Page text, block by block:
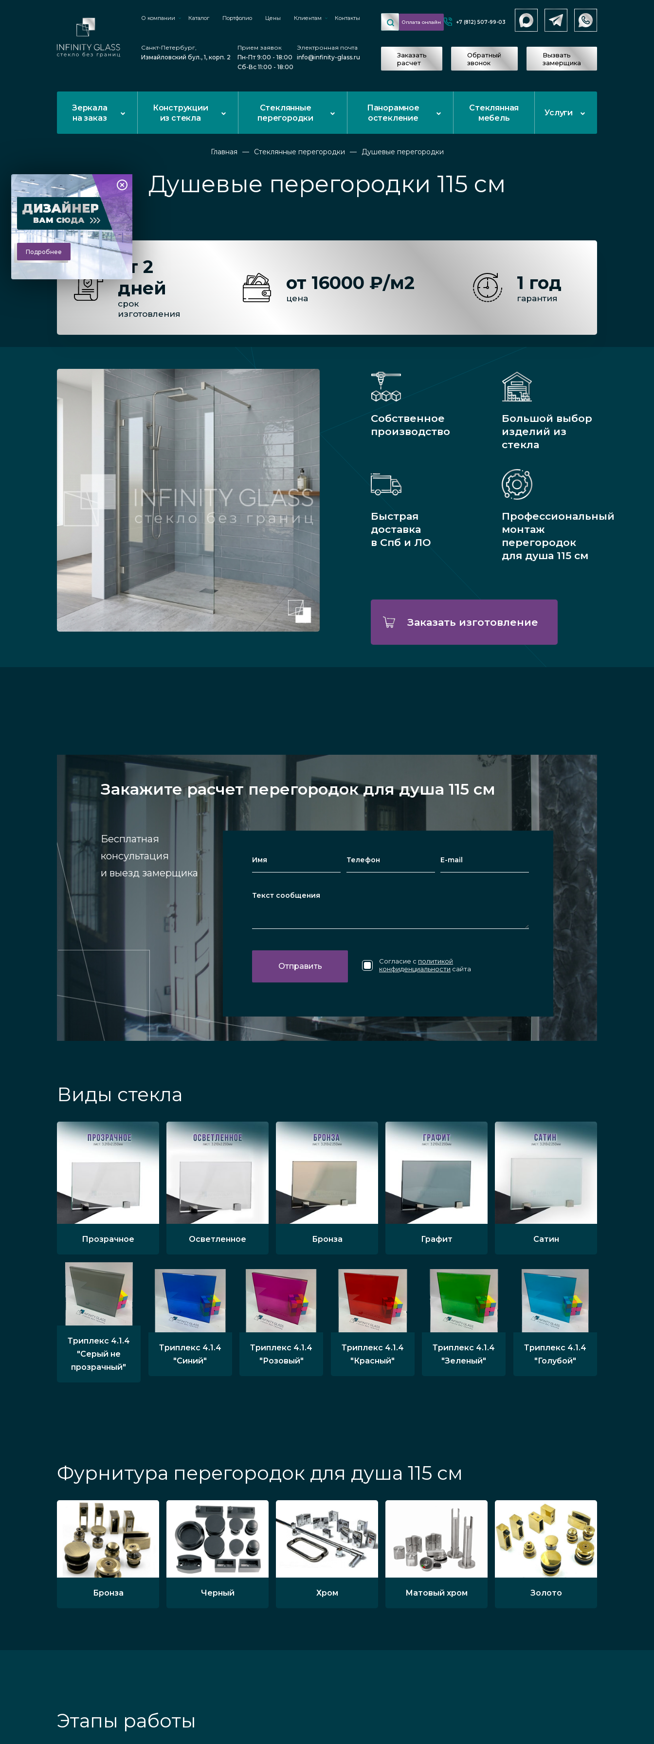
О компании Каталог Портфолио Цены Клиентам Контакты
Санкт-Петербург,
Измайловский бул., 1, корп. 2
Прием заявок
Пн-Пт 9:00 - 18:00
Сб-Вс 11:00 - 18:00
Электронная почта
info@infinity-glass.ru
Оплата онлайн +7 (812) 507-99-03
Заказать
расчет
Обратный
звонок
Вызвать
замерщика
Зеркала
на заказ
Конструкции
из стекла
Стеклянные
перегородки
Панорамное
остекление
Стеклянная
мебель
Услуги
Главная Стеклянные перегородки Душевые перегородки
Душевые перегородки 115 см
ДИЗАЙНЕР
ВАМ СЮДА
Подробнее
от 2
дней
срок
изготовления
от 16000 ₽/м2
цена
1 год
гарантия
Собственное
производство
Большой выбор
изделий из
стекла
Быстрая
доставка
в Спб и ЛО
Профессиональный
монтаж
перегородок
для душа 115 см
Заказать изготовление
Закажите расчет перегородок для душа 115 см
Бесплатная
консультация
и выезд замерщика
Согласие с политикой
конфиденциальности сайта
Виды стекла
Прозрачное Осветленное Бронза Графит Сатин
Триплекс 4.1.4
"Серый не
прозрачный"
Триплекс 4.1.4
"Синий"
Триплекс 4.1.4
"Розовый"
Триплекс 4.1.4
"Красный"
Триплекс 4.1.4
"Зеленый"
Триплекс 4.1.4
"Голубой"
Фурнитура перегородок для душа 115 см
Бронза Черный Хром Матовый хром Золото
Этапы работы